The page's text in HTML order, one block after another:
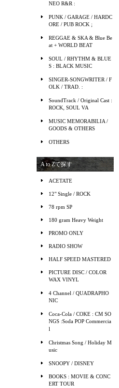
NEO R&R :
PUNK / GARAGE / HARDC
ORE / PUB ROCK ;
REGGAE & SKA & Blue Be
at + WORLD BEAT
SOUL / RHYTHM & BLUE
S : BLACK MUSIC
SINGER-SONGWRITER / F
OLK / TRAD. :
SoundTrack / Original Cast :
ROCK, SOUL VA
MUSIC MEMORABILIA /
GOODS & OTHERS
OTHERS
A to Zで探す
ACETATE
12" Single / ROCK
78 rpm SP
180 gram Heavy Weight
PROMO ONLY
RADIO SHOW
HALF SPEED MASTERED
PICTURE DISC / COLOR
WAX VINYL
4 Channel / QUADRAPHO
NIC
Coca-Cola / COKE : CM SO
NGS :Soda POP Commercia
l
Christmas Song / Holiday M
usic
SNOOPY / DISNEY
BOOKS : MOVIE & CONC
ERT TOUR